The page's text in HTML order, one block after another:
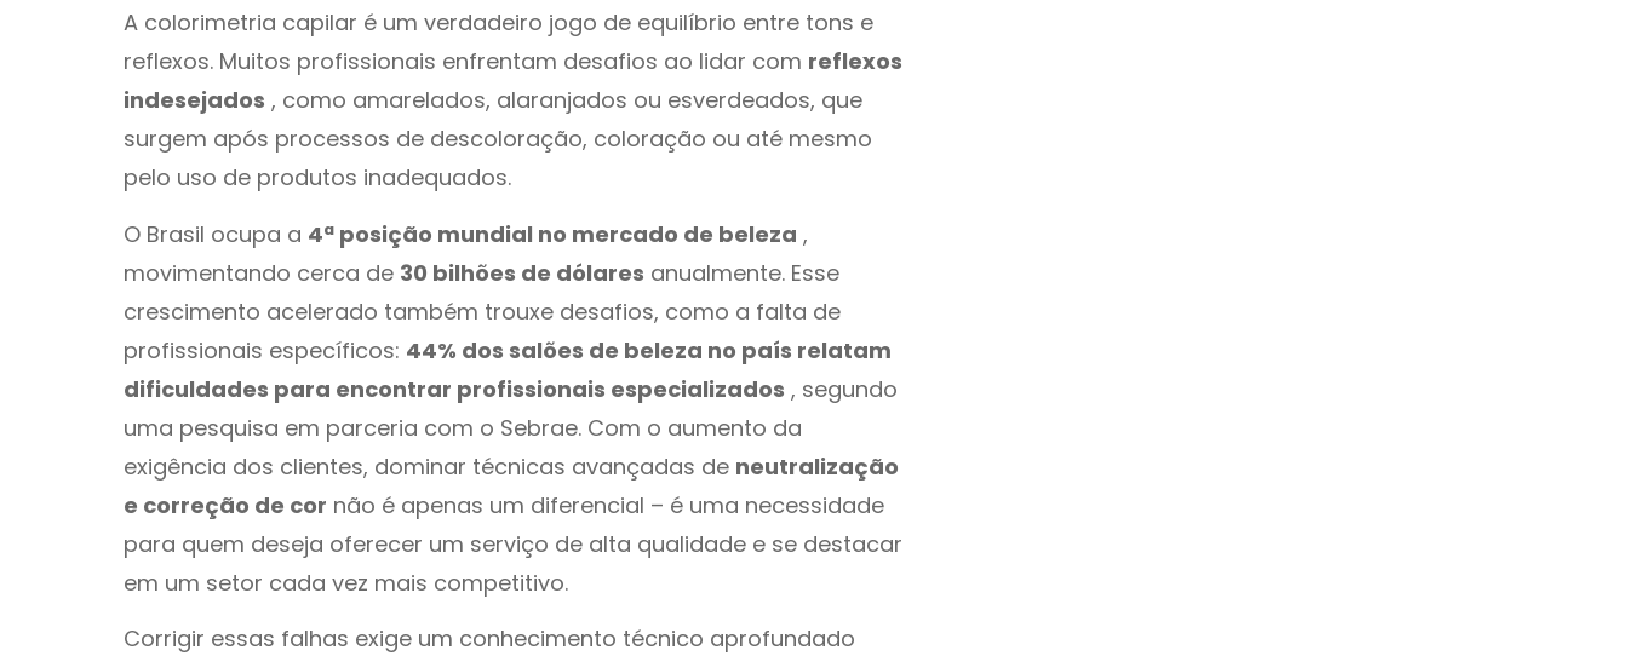
A colorimetria capilar é um verdadeiro jogo de equilíbrio entre tons e
reflexos. Muitos profissionais enfrentam desafios ao lidar com reflexos
indesejados , como amarelados, alaranjados ou esverdeados, que
surgem após processos de descoloração, coloração ou até mesmo
pelo uso de produtos inadequados.
O Brasil ocupa a 4ª posição mundial no mercado de beleza ,
movimentando cerca de 30 bilhões de dólares anualmente. Esse
crescimento acelerado também trouxe desafios, como a falta de
profissionais específicos: 44% dos salões de beleza no país relatam
dificuldades para encontrar profissionais especializados , segundo
uma pesquisa em parceria com o Sebrae. Com o aumento da
exigência dos clientes, dominar técnicas avançadas de neutralização
e correção de cor não é apenas um diferencial – é uma necessidade
para quem deseja oferecer um serviço de alta qualidade e se destacar
em um setor cada vez mais competitivo.
Corrigir essas falhas exige um conhecimento técnico aprofundado